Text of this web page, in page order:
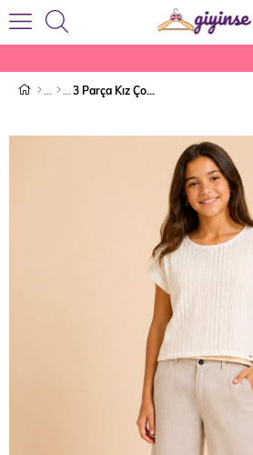
3 Parça Kız Çocuk Takım Krem